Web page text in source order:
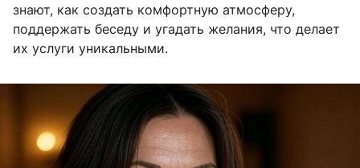
знают, как создать комфортную атмосферу,
поддержать беседу и угадать желания, что делает
их услуги уникальными.